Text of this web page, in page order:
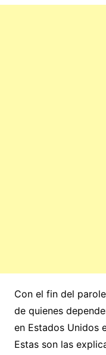
Con el fin del
de quienes
en Estados Unidos
Estas son las